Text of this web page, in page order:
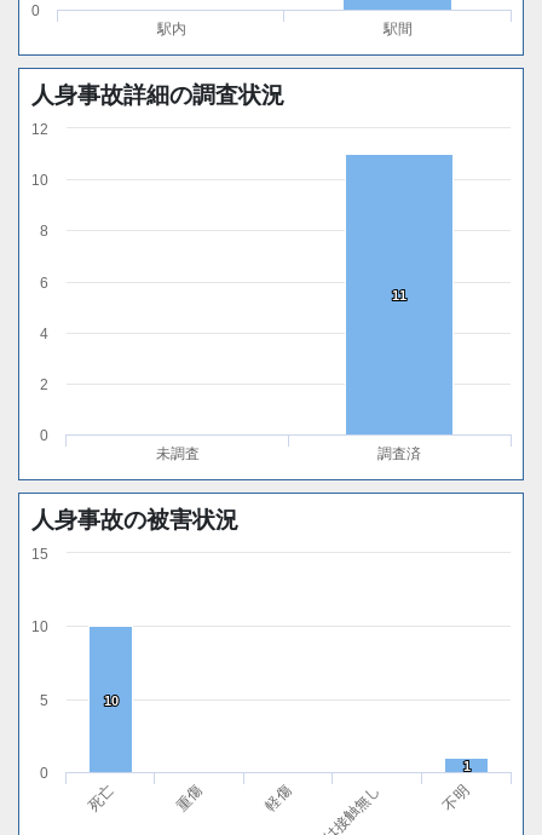
駅内 駅間
0
人身事故詳細の調査状況
11
11
未調査 調査済
0
2
4
6
8
10
12
人身事故の被害状況
10
10
1
1
死亡 重傷 軽傷 不明
0
10
5
15